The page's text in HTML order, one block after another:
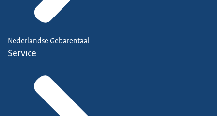
Nederlandse Gebarentaal
Service